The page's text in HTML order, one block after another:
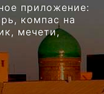
приложение:
компас на
мечети,